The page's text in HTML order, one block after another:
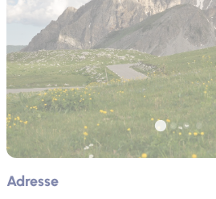
Adresse